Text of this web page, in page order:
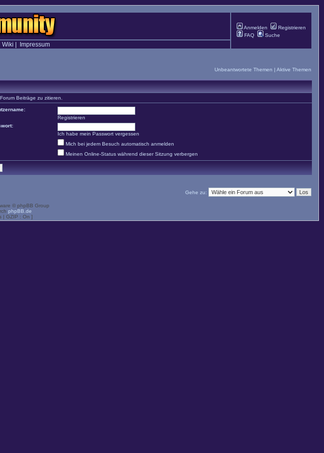
Anmelden
Registrieren
FAQ
Suche
Wiki Impressum
Unbeantwortete Themen | Aktive Themen
Beiträge zu zitieren.
Registrieren
Ich habe mein Passwort vergessen
Mich bei jedem Besuch automatisch anmelden
Meinen Online-Status während dieser Sitzung verbergen
Gehe zu:
© phpBB Group
phpBB.de
| GZIP : On ]